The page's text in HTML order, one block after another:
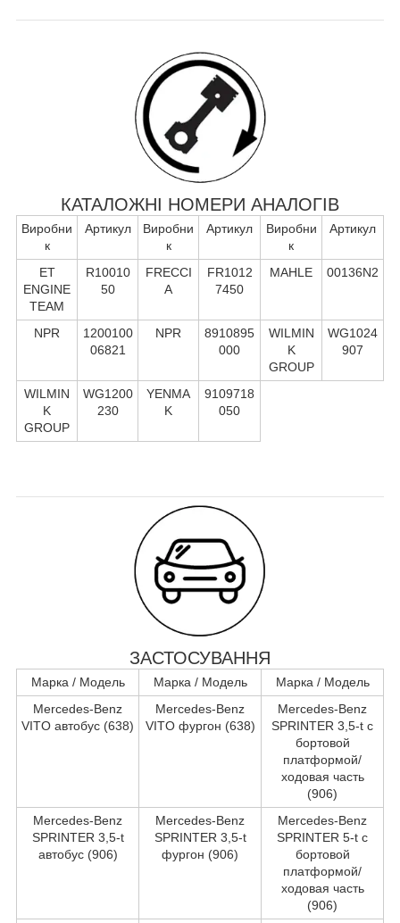
КАТАЛОЖНІ НОМЕРИ АНАЛОГІВ
Виробни
к
Артикул
Виробни
к
Артикул
Виробни
к
Артикул
ET
ENGINE
TEAM
R10010
50
FRECCI
A
FR1012
7450
MAHLE 00136N2
NPR
1200100
06821
NPR
8910895
000
WILMIN
K
GROUP
WG1024
907
WILMIN
K
GROUP
WG1200
230
YENMA
K
9109718
050
ЗАСТОСУВАННЯ
Марка / Модель Марка / Модель
Марка / Модель
Mercedes-Benz
VITO автобус (638)
Mercedes-Benz
VITO фургон (638)
Mercedes-Benz
SPRINTER 3,5-t c
бортовой
платформой/
ходовая часть
(906)
Mercedes-Benz
SPRINTER 3,5-t
автобус (906)
Mercedes-Benz
SPRINTER 3,5-t
фургон (906)
Mercedes-Benz
SPRINTER 5-t c
бортовой
платформой/
ходовая часть
(906)